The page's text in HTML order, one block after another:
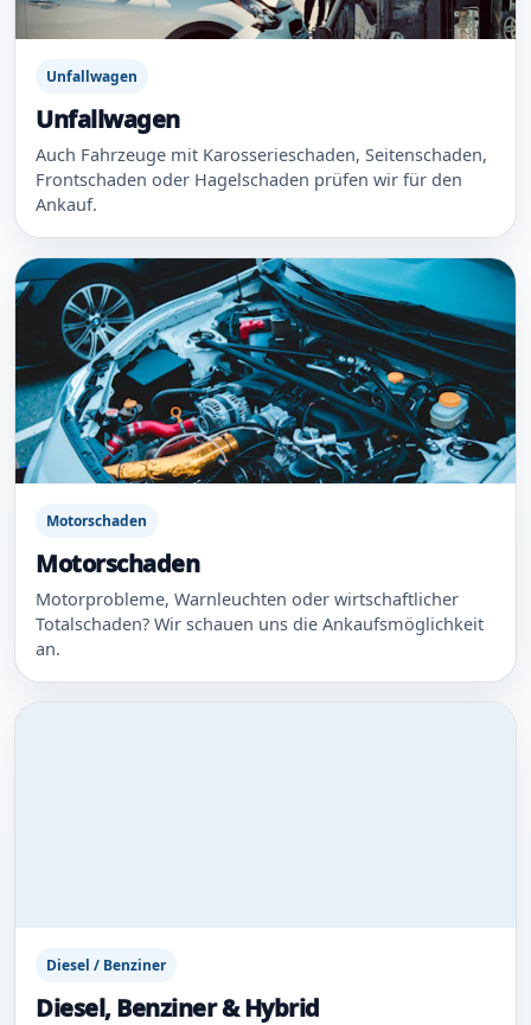
Unfallwagen
Unfallwagen
Auch Fahrzeuge mit Karosserieschaden, Seitenschaden,
Frontschaden oder Hagelschaden prüfen wir für den
Ankauf.
Motorschaden
Motorschaden
Motorprobleme, Warnleuchten oder wirtschaftlicher
Totalschaden? Wir schauen uns die Ankaufsmöglichkeit
an.
Diesel / Benziner
Diesel, Benziner & Hybrid